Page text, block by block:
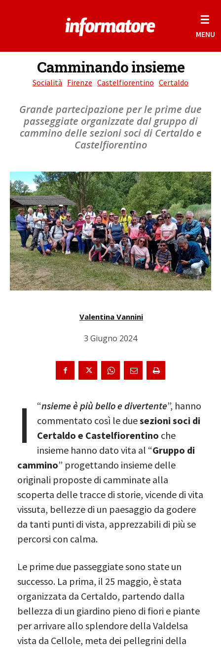
☰
MENU
Camminando insieme
Socialità Firenze Castelfiorentino Certaldo
Grande partecipazione per le prime due
passeggiate organizzate dal gruppo di
cammino delle sezioni soci di Certaldo e
Castelfiorentino
Valentina Vannini
3 Giugno 2024
“
I nsieme è più bello e divertente”, hanno
commentato così le duesezioni soci di
Certaldo e Castelfiorentino che
insieme hanno dato vita al “Gruppo di
cammino” progettando insieme delle
originali proposte di camminate alla
scoperta delle tracce di storie, vicende di vita
vissuta, bellezze di un paesaggio da godere
da tanti punti di vista, apprezzabili di più se
percorsi con calma.
Le prime due passeggiate sono state un
successo. La prima, il 25 maggio, è stata
organizzata da Certaldo, partendo dalla
bellezza di un giardino pieno di fiori e piante
per arrivare allo splendore della Valdelsa
vista da Cellole, meta dei pellegrini della